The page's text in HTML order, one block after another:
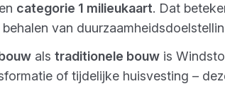
categorie 1 milieukaart. Dat
van
als traditionele bouw is
of tijdelijke huisvesting –